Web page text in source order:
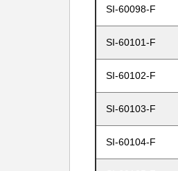
SI-60098-F
SI-60101-F
SI-60102-F
SI-60103-F
SI-60104-F